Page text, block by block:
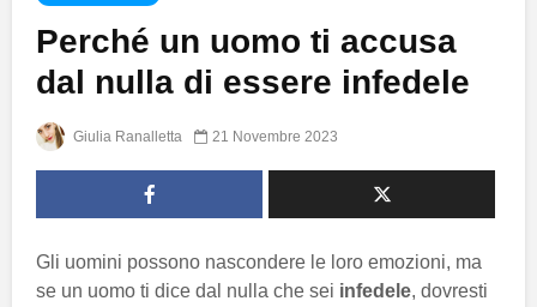
Perché un uomo ti accusa
dal nulla di essere infedele
Giulia Ranalletta 21 Novembre 2023
Gli uomini possono nascondere le loro emozioni, ma
se un uomo ti dice dal nulla che sei infedele, dovresti